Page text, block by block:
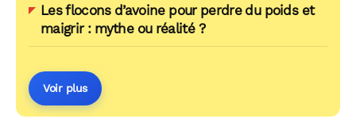
Les flocons d’avoine pour perdre du poids et
maigrir : mythe ou réalité ?
Voir plus